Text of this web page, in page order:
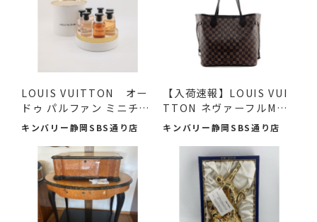
LOUIS VUITTON オー
ドゥ パルファン ミニチュ
アセ...
キンバリー静岡SBS通り店
【入荷速報】LOUIS VUI
TTON ネヴァーフルMM
ダミエ...
キンバリー静岡SBS通り店